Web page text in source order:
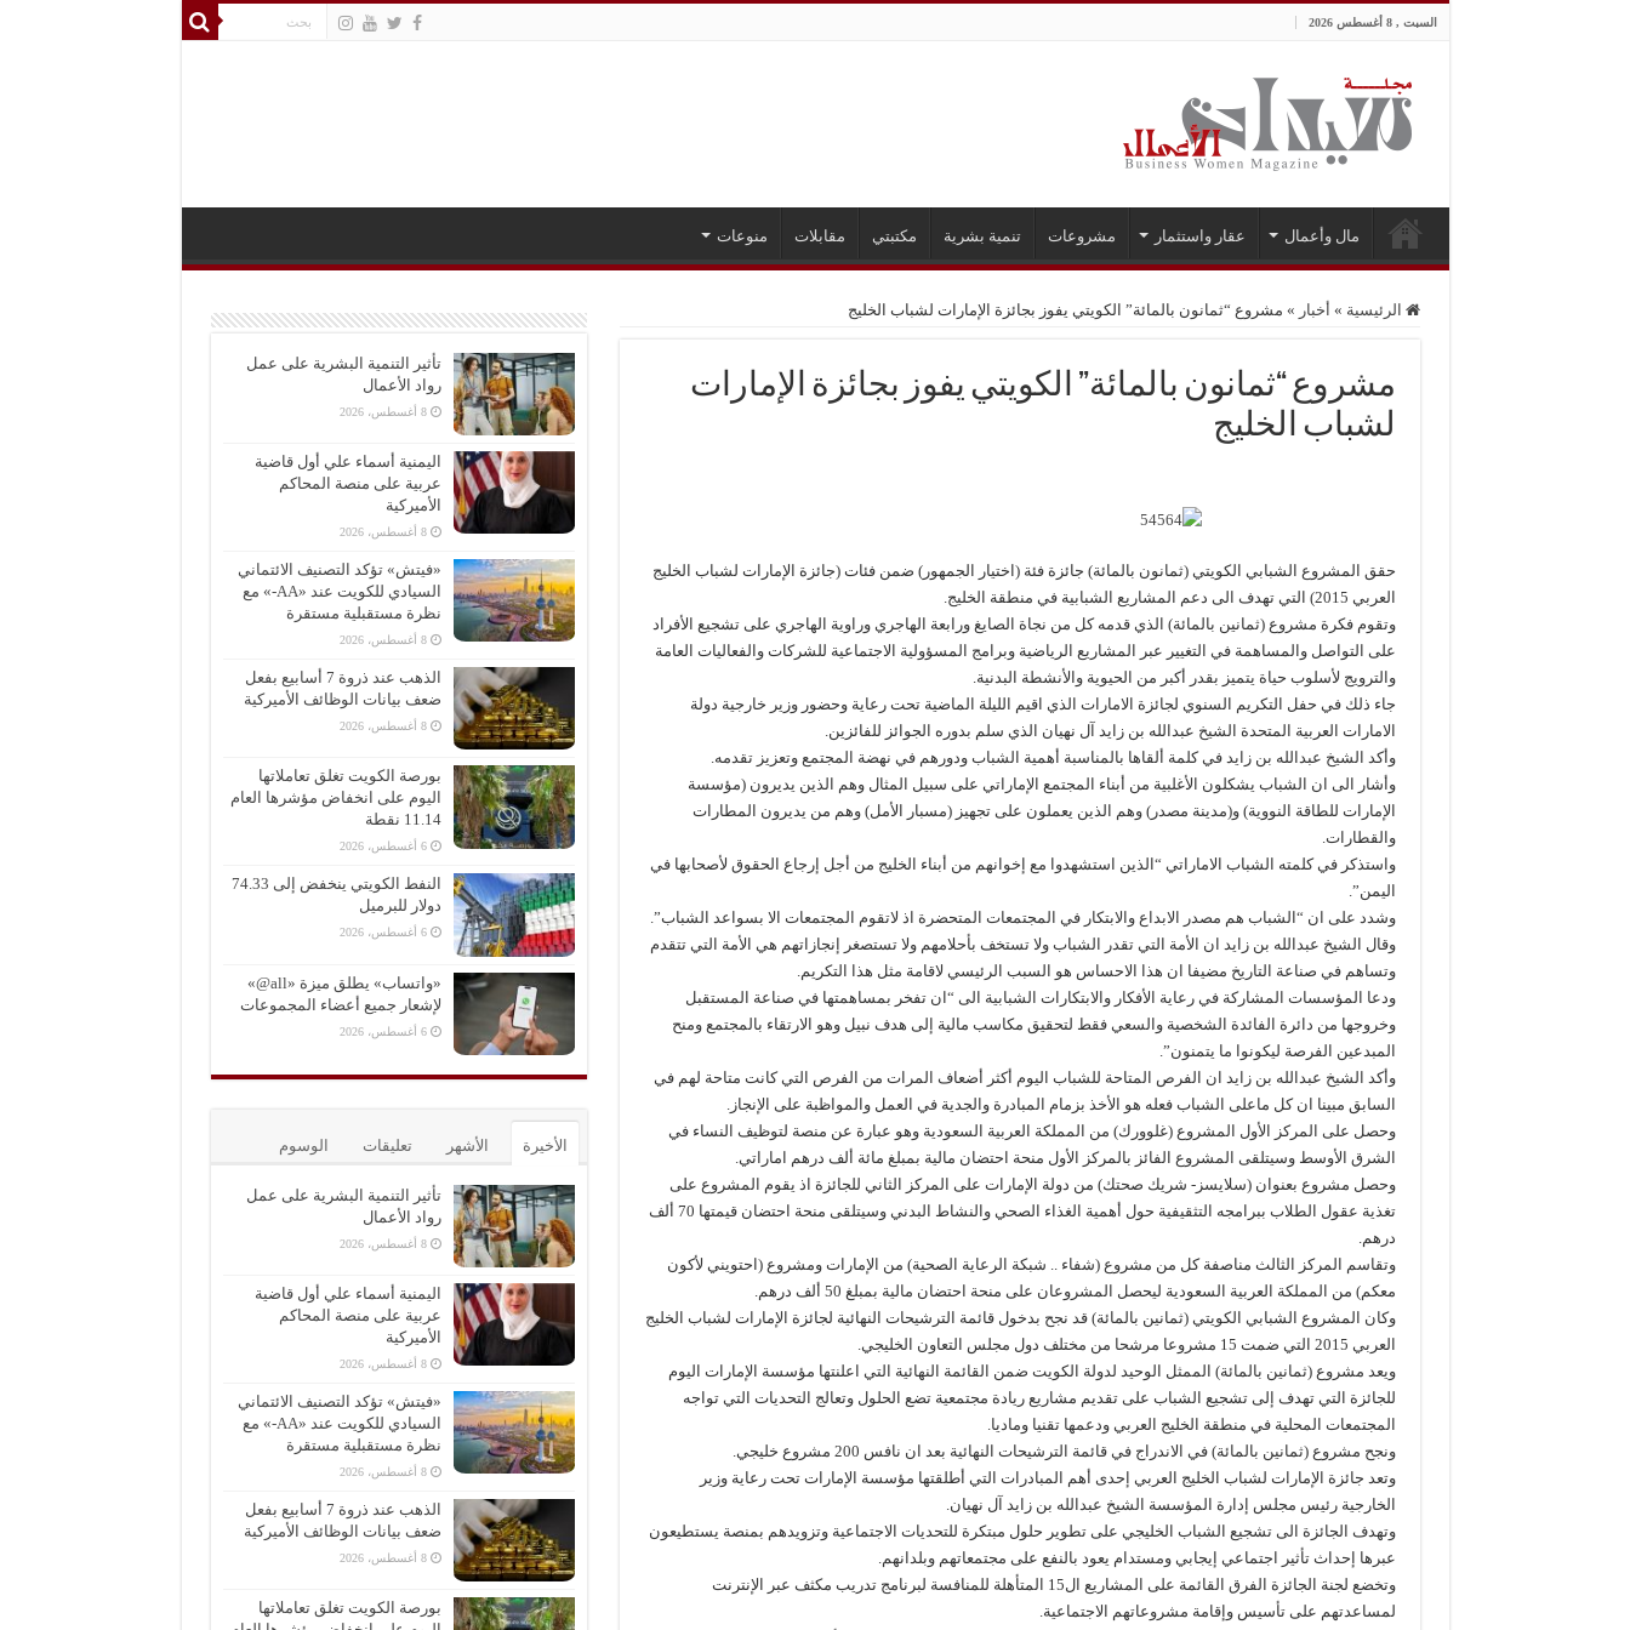
السبت , 8 أغسطس 2026
مال وأعمال عقار واستثمار مشروعات تنمية بشرية مكتبتي مقابلات منوعات
الرئيسية » أخبار » مشروع “ثمانون بالمائة” الكويتي يفوز بجائزة الإمارات لشباب الخليج
مشروع “ثمانون بالمائة” الكويتي يفوز بجائزة الإمارات
لشباب الخليج
حقق المشروع الشبابي الكويتي (ثمانون بالمائة) جائزة فئة (اختيار الجمهور) ضمن فئات (جائزة الإمارات لشباب الخليج
العربي 2015) التي تهدف الى دعم المشاريع الشبابية في منطقة الخليج.
وتقوم فكرة مشروع (ثمانين بالمائة) الذي قدمه كل من نجاة الصايغ ورابعة الهاجري وراوية الهاجري على تشجيع الأفراد
على التواصل والمساهمة في التغيير عبر المشاريع الرياضية وبرامج المسؤولية الاجتماعية للشركات والفعاليات العامة
والترويج لأسلوب حياة يتميز بقدر أكبر من الحيوية والأنشطة البدنية.
جاء ذلك في حفل التكريم السنوي لجائزة الامارات الذي اقيم الليلة الماضية تحت رعاية وحضور وزير خارجية دولة
الامارات العربية المتحدة الشيخ عبدالله بن زايد آل نهيان الذي سلم بدوره الجوائز للفائزين.
وأكد الشيخ عبدالله بن زايد في كلمة ألقاها بالمناسبة أهمية الشباب ودورهم في نهضة المجتمع وتعزيز تقدمه.
وأشار الى ان الشباب يشكلون الأغلبية من أبناء المجتمع الإماراتي على سبيل المثال وهم الذين يديرون (مؤسسة
الإمارات للطاقة النووية) و(مدينة مصدر) وهم الذين يعملون على تجهيز (مسبار الأمل) وهم من يديرون المطارات
والقطارات.
واستذكر في كلمته الشباب الاماراتي “الذين استشهدوا مع إخوانهم من أبناء الخليج من أجل إرجاع الحقوق لأصحابها في
اليمن”.
وشدد على ان “الشباب هم مصدر الابداع والابتكار في المجتمعات المتحضرة اذ لاتقوم المجتمعات الا بسواعد الشباب”.
وقال الشيخ عبدالله بن زايد ان الأمة التي تقدر الشباب ولا تستخف بأحلامهم ولا تستصغر إنجازاتهم هي الأمة التي تتقدم
وتساهم في صناعة التاريخ مضيفا ان هذا الاحساس هو السبب الرئيسي لاقامة مثل هذا التكريم.
ودعا المؤسسات المشاركة في رعاية الأفكار والابتكارات الشبابية الى “ان تفخر بمساهمتها في صناعة المستقبل
وخروجها من دائرة الفائدة الشخصية والسعي فقط لتحقيق مكاسب مالية إلى هدف نبيل وهو الارتقاء بالمجتمع ومنح
المبدعين الفرصة ليكونوا ما يتمنون”.
وأكد الشيخ عبدالله بن زايد ان الفرص المتاحة للشباب اليوم أكثر أضعاف المرات من الفرص التي كانت متاحة لهم في
السابق مبينا ان كل ماعلى الشباب فعله هو الأخذ بزمام المبادرة والجدية في العمل والمواظبة على الإنجاز.
وحصل على المركز الأول المشروع (غلوورك) من المملكة العربية السعودية وهو عبارة عن منصة لتوظيف النساء في
الشرق الأوسط وسيتلقى المشروع الفائز بالمركز الأول منحة احتضان مالية بمبلغ مائة ألف درهم اماراتي.
وحصل مشروع بعنوان (سلايسز- شريك صحتك) من دولة الإمارات على المركز الثاني للجائزة اذ يقوم المشروع على
تغذية عقول الطلاب ببرامجه التثقيفية حول أهمية الغذاء الصحي والنشاط البدني وسيتلقى منحة احتضان قيمتها 70 ألف
درهم.
وتقاسم المركز الثالث مناصفة كل من مشروع (شفاء .. شبكة الرعاية الصحية) من الإمارات ومشروع (احتويني لأكون
معكم) من المملكة العربية السعودية ليحصل المشروعان على منحة احتضان مالية بمبلغ 50 ألف درهم.
وكان المشروع الشبابي الكويتي (ثمانين بالمائة) قد نجح بدخول قائمة الترشيحات النهائية لجائزة الإمارات لشباب الخليج
العربي 2015 التي ضمت 15 مشروعا مرشحا من مختلف دول مجلس التعاون الخليجي.
ويعد مشروع (ثمانين بالمائة) الممثل الوحيد لدولة الكويت ضمن القائمة النهائية التي اعلنتها مؤسسة الإمارات اليوم
للجائزة التي تهدف إلى تشجيع الشباب على تقديم مشاريع ريادة مجتمعية تضع الحلول وتعالج التحديات التي تواجه
المجتمعات المحلية في منطقة الخليج العربي ودعمها تقنيا وماديا.
ونجح مشروع (ثمانين بالمائة) في الاندراج في قائمة الترشيحات النهائية بعد ان نافس 200 مشروع خليجي.
وتعد جائزة الإمارات لشباب الخليج العربي إحدى أهم المبادرات التي أطلقتها مؤسسة الإمارات تحت رعاية وزير
الخارجية رئيس مجلس إدارة المؤسسة الشيخ عبدالله بن زايد آل نهيان.
وتهدف الجائزة الى تشجيع الشباب الخليجي على تطوير حلول مبتكرة للتحديات الاجتماعية وتزويدهم بمنصة يستطيعون
عبرها إحداث تأثير اجتماعي إيجابي ومستدام يعود بالنفع على مجتمعاتهم وبلدانهم.
وتخضع لجنة الجائزة الفرق القائمة على المشاريع ال15 المتأهلة للمنافسة لبرنامج تدريب مكثف عبر الإنترنت
لمساعدتهم على تأسيس وإقامة مشروعاتهم الاجتماعية.
تأثير التنمية البشرية على عمل
رواد الأعمال
8 أغسطس، 2026
اليمنية أسماء علي أول قاضية
عربية على منصة المحاكم
الأميركية
8 أغسطس، 2026
«فيتش» تؤكد التصنيف الائتماني
السيادي للكويت عند «AA-» مع
نظرة مستقبلية مستقرة
8 أغسطس، 2026
الذهب عند ذروة 7 أسابيع بفعل
ضعف بيانات الوظائف الأميركية
8 أغسطس، 2026
بورصة الكويت تغلق تعاملاتها
اليوم على انخفاض مؤشرها العام
11.14 نقطة
6 أغسطس، 2026
النفط الكويتي ينخفض إلى 74.33
دولار للبرميل
6 أغسطس، 2026
«واتساب» يطلق ميزة «all@»
لإشعار جميع أعضاء المجموعات
6 أغسطس، 2026
الأخيرة الأشهر تعليقات الوسوم
تأثير التنمية البشرية على عمل
رواد الأعمال
8 أغسطس، 2026
اليمنية أسماء علي أول قاضية
عربية على منصة المحاكم
الأميركية
8 أغسطس، 2026
«فيتش» تؤكد التصنيف الائتماني
السيادي للكويت عند «AA-» مع
نظرة مستقبلية مستقرة
8 أغسطس، 2026
الذهب عند ذروة 7 أسابيع بفعل
ضعف بيانات الوظائف الأميركية
8 أغسطس، 2026
بورصة الكويت تغلق تعاملاتها